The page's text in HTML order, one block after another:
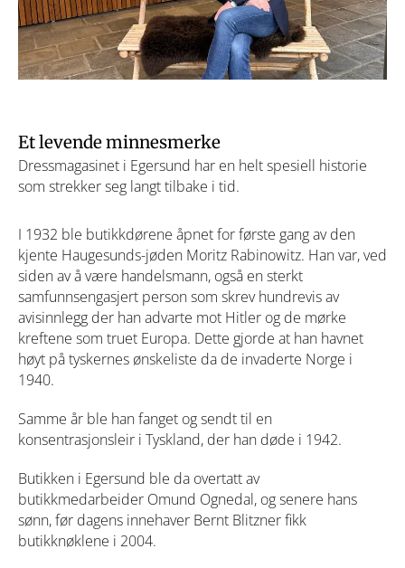
Et levende minnesmerke
Dressmagasinet i Egersund har en helt spesiell historie
som strekker seg langt tilbake i tid.
I 1932 ble butikkdørene åpnet for første gang av den
kjente Haugesunds-jøden Moritz Rabinowitz. Han var, ved
siden av å være handelsmann, også en sterkt
samfunnsengasjert person som skrev hundrevis av
avisinnlegg der han advarte mot Hitler og de mørke
kreftene som truet Europa. Dette gjorde at han havnet
høyt på tyskernes ønskeliste da de invaderte Norge i
1940.
Samme år ble han fanget og sendt til en
konsentrasjonsleir i Tyskland, der han døde i 1942.
Butikken i Egersund ble da overtatt av
butikkmedarbeider Omund Ognedal, og senere hans
sønn, før dagens innehaver Bernt Blitzner fikk
butikknøklene i 2004.